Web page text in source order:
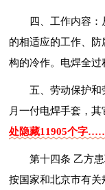
四、工作内容
的相适应的工作、
构的冷作。电焊全过
五、劳动保护
月一付电焊手套，
处隐藏11905个字
第十四条 乙方
按国家和北京市有关